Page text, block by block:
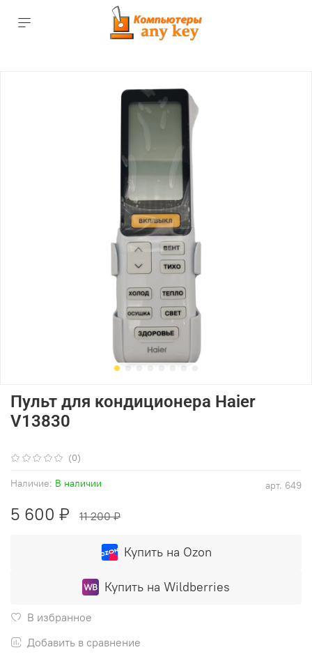
(0)
арт. 649
Наличие: В наличии
Пульт для кондиционера Haier
V13830
5 600 ₽ 11 200 ₽
Купить на Ozon
Купить на Wildberries
В избранное
Добавить в сравнение